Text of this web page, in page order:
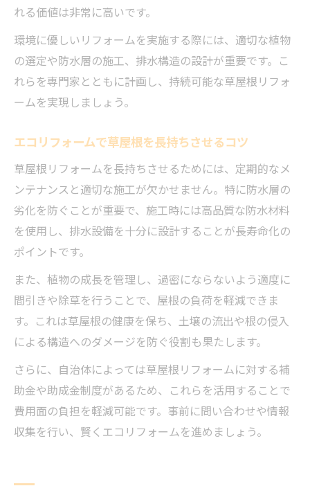
れる価値は非常に高いです。
環境に優しいリフォームを実施する際には、適切な植物
の選定や防水層の施工、排水構造の設計が重要です。こ
れらを専門家とともに計画し、持続可能な草屋根リフォ
ームを実現しましょう。
エコリフォームで草屋根を長持ちさせるコツ
草屋根リフォームを長持ちさせるためには、定期的なメ
ンテナンスと適切な施工が欠かせません。特に防水層の
劣化を防ぐことが重要で、施工時には高品質な防水材料
を使用し、排水設備を十分に設計することが長寿命化の
ポイントです。
また、植物の成長を管理し、過密にならないよう適度に
間引きや除草を行うことで、屋根の負荷を軽減できま
す。これは草屋根の健康を保ち、土壌の流出や根の侵入
による構造へのダメージを防ぐ役割も果たします。
さらに、自治体によっては草屋根リフォームに対する補
助金や助成金制度があるため、これらを活用することで
費用面の負担を軽減可能です。事前に問い合わせや情報
収集を行い、賢くエコリフォームを進めましょう。